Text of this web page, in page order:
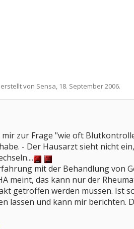
von Sensa, 18. September 2006.
mir zur Frage "wie oft
- Der Hausarzt sieht nicht
mit der Behandlung von
meint, das kann nur der
getroffen werden müssen. Ist
lassen und kann mir berichten.